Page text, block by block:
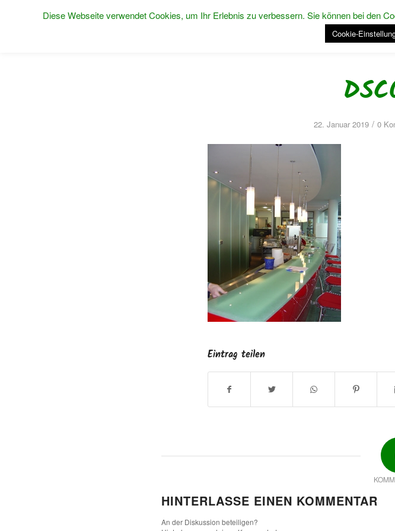
22. Januar 2019 / 0
Eintrag teilen
HINTERLASSE EINEN KOMMENTAR
An der Diskussion beteiligen?
Diese Webseite verwendet Cookies, um Ihr Erlebnis zu verbessern. Sie können bei den
Cookie-